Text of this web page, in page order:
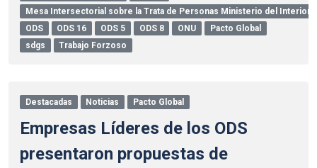
Mesa Intersectorial sobre la Trata de Personas Ministerio del Interior y
ODS
ODS 16 ODS 5 ODS 8 ONU
Pacto Global
sdgs
Trabajo Forzoso
Destacadas Noticias Pacto Global
Empresas Líderes de los ODS
presentaron propuestas de